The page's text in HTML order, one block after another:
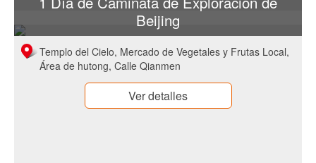
Beijing
Templo del Cielo, Mercado de Vegetales y Frutas Local,
Área de hutong, Calle Qianmen
Ver detalles